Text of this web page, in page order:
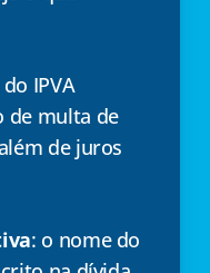
IPVA
de multa de
de juros
: o nome do